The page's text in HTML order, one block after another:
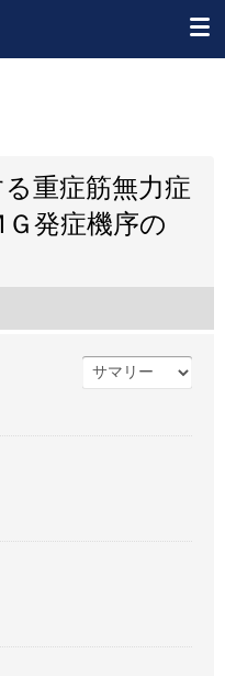
重症筋無力症
Ｇ発症機序の